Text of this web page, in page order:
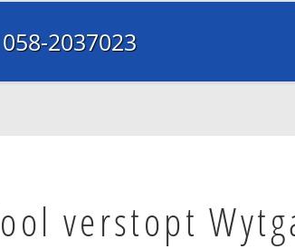
058-2037023
verstopt